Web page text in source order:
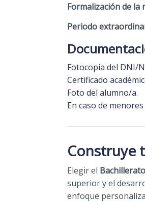
Formalización de la
Periodo
Fotocopia del DNI/
Certificado
Foto del alumno/a.
En caso de
Construye
Elegir el
superior y el
enfoque